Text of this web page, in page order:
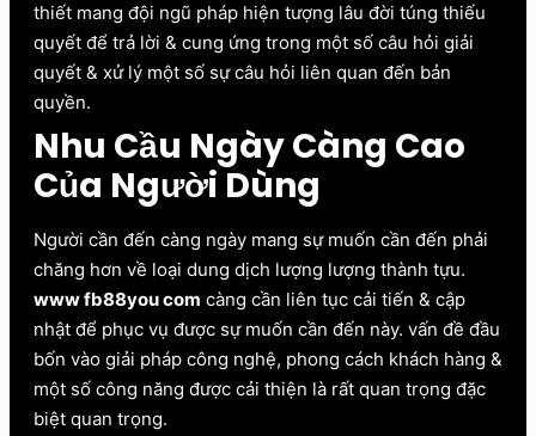
thiết mang đội ngũ pháp hiện tượng lâu đời túng thiếu
quyết để trả lời & cung ứng trong một số câu hỏi giải
quyết & xử lý một số sự câu hỏi liên quan đến bản
quyền.
Nhu Cầu Ngày Càng Cao
Của Người Dùng
Người cần đến càng ngày mang sự muốn cần đến phải
chăng hơn về loại dung dịch lượng lượng thành tựu.
www fb88you com càng cần liên tục cải tiến & cập
nhật để phục vụ được sự muốn cần đến này. vấn đề đầu
bốn vào giải pháp công nghệ, phong cách khách hàng &
một số công năng được cải thiện là rất quan trọng đặc
biệt quan trọng.